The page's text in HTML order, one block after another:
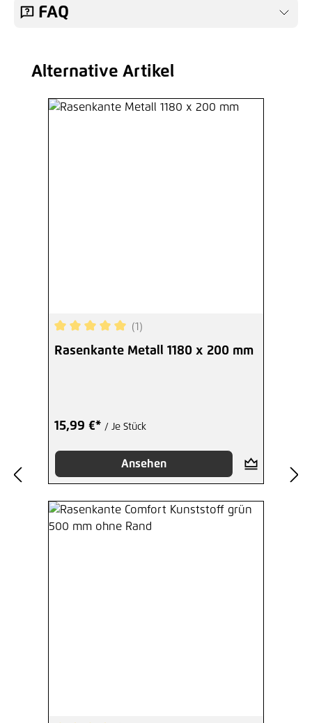
FAQ
Produktgalerie überspringen
Alternative Artikel
Durchschnittliche Bewertung von 5 von 5
(1)
Rasenkante Metall 1180 x 200 mm
15,99 €* / Je Stück
Ansehen